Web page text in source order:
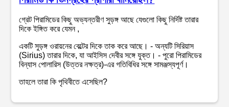
গ্রেট পিরামিডের কিছু অভ্যন্তরীণ সুড়ঙ্গ আছে যেগুলো কিছু নির্দিষ্ট তারার
দিকে ইঙ্গিত করে যেমন ,
একটি সুড়ঙ্গ ওরায়নের বেল্টের দিকে তাক করে আছে। - অন্যটি সিরিয়াস
(Sirius) তারার দিকে, যা আইসিস দেবীর সঙ্গে যুক্ত। - পুরো পিরামিডের
বিন্যাস পোলারিস (উত্তর নক্ষত্র)-এর গতিবিধির সঙ্গে সামঞ্জস্যপূর্ণ।
তাহলে তারা কি পৃথিবীতে এসেছিল?